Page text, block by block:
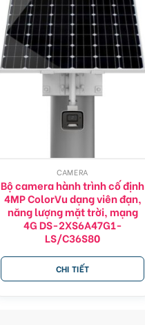
CAMERA
Bộ camera hành trình cố định
4MP ColorVu dạng viên đạn,
năng lượng mặt trời, mạng
4G DS-2XS6A47G1-
LS/C36S80
CHI TIẾT